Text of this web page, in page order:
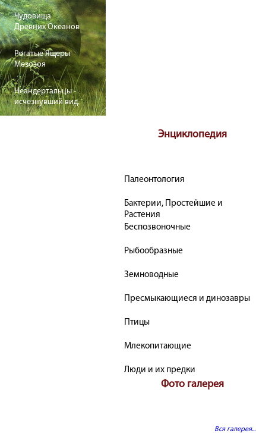
Чудовища
Древних Океанов
Рогатые Ящеры
Мезозоя
Неандертальцы -
исчезнувший вид.
Энциклопедия
Палеонтология
Бактерии, Простейшие и
Растения
Беспозвоночные
Рыбообразные
Земноводные
Пресмыкающиеся и динозавры
Птицы
Млекопитающие
Люди и их предки
Фото галерея
Вся галерея...